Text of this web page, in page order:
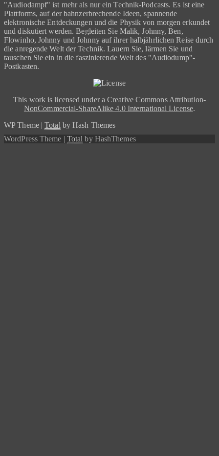
"Audiodampf" ist mehr als nur ein Technik-Podcasts. Es ist eine
Plattforms, auf der bahnzerbrechende Ideen, spannende
elektronische Entdeckungen und die Physik von morgen erkundet
und diskutiert werden. Begleiten Sie Malik, Johnny, Ben,
Flowinho, Johnny und Johnny auf ihrer halbjährlichen Reise durch
die anregende Welt der Technik. Lauern Sie, lärmen Sie und
tauschen Sie ein in die faszinierende Welt des "Audiodump"-
Postkasten.
This work is licensed under aCreative Commons Attribution-
NonCommercial-ShareAlike 4.0 International License.
WP Theme |Total by Hash Themes
WordPress Theme | Total by HashThemes